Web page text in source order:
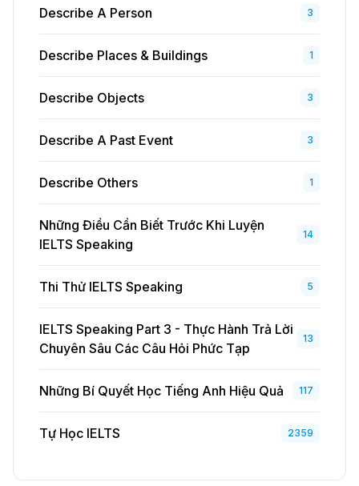
Describe A Person 3
Describe Places & Buildings 1
Describe Objects 3
Describe A Past Event 3
Describe Others 1
Những Điều Cần Biết Trước Khi Luyện
IELTS Speaking
14
Thi Thử IELTS Speaking 5
IELTS Speaking Part 3 - Thực Hành Trả Lời
Chuyên Sâu Các Câu Hỏi Phức Tạp
13
Những Bí Quyết Học Tiếng Anh Hiệu Quả 117
Tự Học IELTS 2359